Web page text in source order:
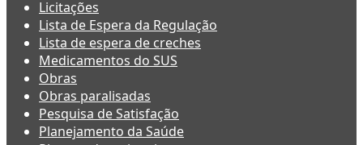
Licitações
Lista de Espera da Regulação
Lista de espera de creches
Medicamentos do SUS
Obras
Obras paralisadas
Pesquisa de Satisfação
Planejamento da Saúde